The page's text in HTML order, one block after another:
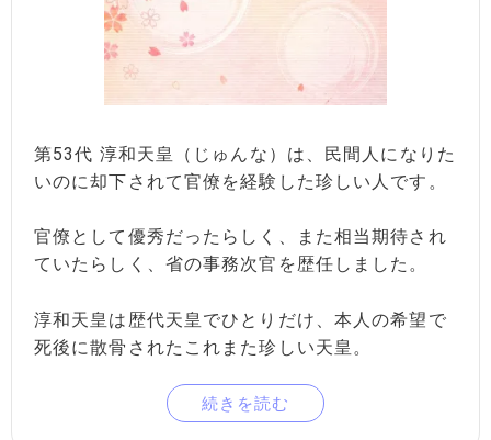
第53代 淳和天皇（じゅんな）は、民間人になりた
いのに却下されて官僚を経験した珍しい人です。
官僚として優秀だったらしく、また相当期待され
ていたらしく、省の事務次官を歴任しました。
淳和天皇は歴代天皇でひとりだけ、本人の希望で
死後に散骨されたこれまた珍しい天皇。
続きを読む